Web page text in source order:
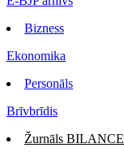
Bizness
Ekonomika
Personāls
Brīvbrīdis
Žurnāls BILANCE